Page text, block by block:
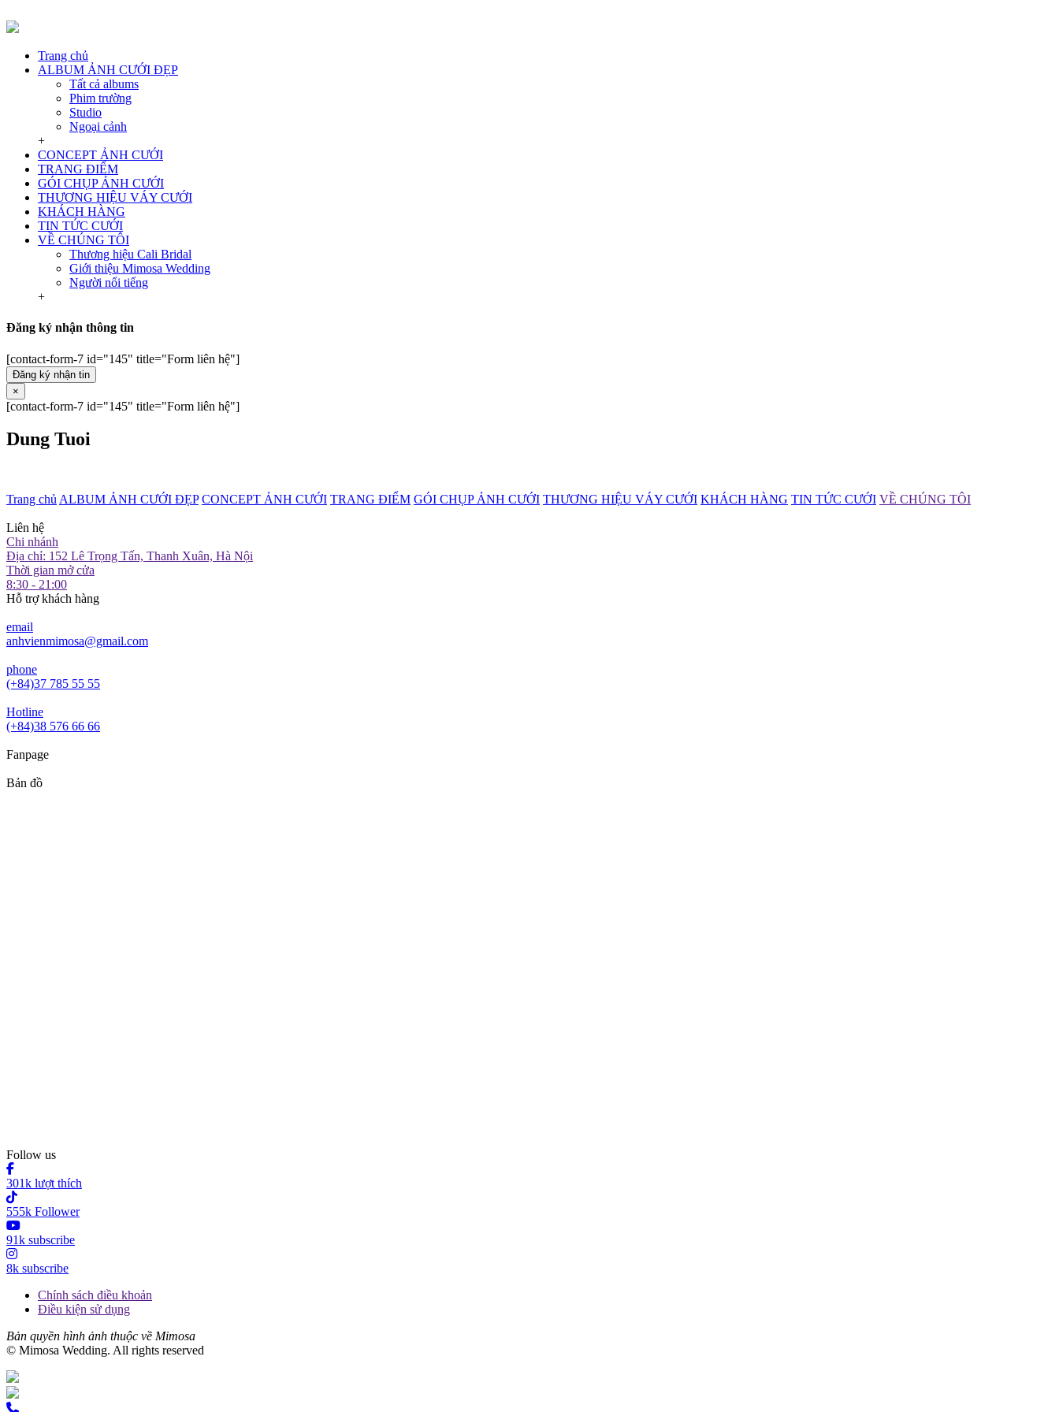
Trang chủ
ALBUM ẢNH CƯỚI ĐẸP
Tất cả albums
Phim trường
Studio
Ngoại cảnh
+
CONCEPT ẢNH CƯỚI
TRANG ĐIỂM
GÓI CHỤP ẢNH CƯỚI
THƯƠNG HIỆU VÁY CƯỚI
KHÁCH HÀNG
TIN TỨC CƯỚI
VỀ CHÚNG TÔI
Thương hiệu Cali Bridal
Giới thiệu Mimosa Wedding
Người nổi tiếng
+
Đăng ký nhận thông tin
[contact-form-7 id="145" title="Form liên hệ"]
Đăng ký nhận tin
×
[contact-form-7 id="145" title="Form liên hệ"]
Dung Tuoi
Trang chủ ALBUM ẢNH CƯỚI ĐẸP CONCEPT ẢNH CƯỚI TRANG ĐIỂM GÓI CHỤP ẢNH CƯỚI THƯƠNG HIỆU VÁY CƯỚI KHÁCH HÀNG TIN TỨC CƯỚI VỀ CHÚNG TÔI
Liên hệ
Chi nhánh
Địa chỉ: 152 Lê Trọng Tấn, Thanh Xuân, Hà Nội
Thời gian mở cửa
8:30 - 21:00
Hỗ trợ khách hàng
email
anhvienmimosa@gmail.com
phone
(+84)37 785 55 55
Hotline
(+84)38 576 66 66
Fanpage
Bản đồ
Follow us
301k lượt thích
555k Follower
91k subscribe
8k subscribe
Chính sách điều khoản
Điều kiện sử dụng
Bản quyền hình ảnh thuộc về Mimosa
© Mimosa Wedding. All rights reserved